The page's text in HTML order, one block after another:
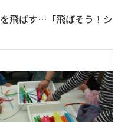
飛ばす…「飛ばそう！シ